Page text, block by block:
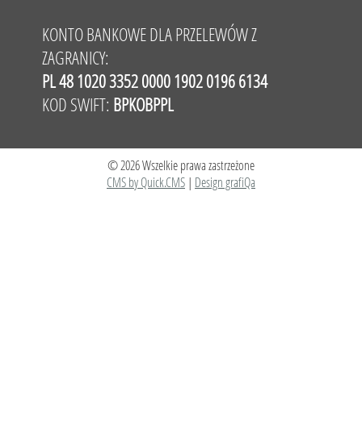
KONTO BANKOWE DLA PRZELEWÓW Z
ZAGRANICY:
PL 48 1020 3352 0000 1902 0196 6134
KOD SWIFT: BPKOBPPL
© 2026 Wszelkie prawa zastrzeżone
CMS by Quick.CMS | Design grafiQa